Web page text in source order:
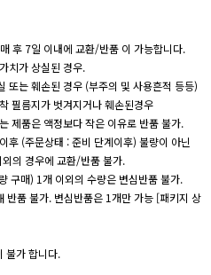
후 7일 이내에 교환/반품 이 가능합니다.
치가 상실된 경우.
또는 훼손된 경우 (부주의 및 사용흔적 등등)
필름지가 벗겨지거나 훼손된경우
제품은 액정보다 작은 이유로 반품 불가.
후 (주문상태 : 준비 단계이후) 불량이 아닌
의 경우에 교환/반품 불가.
구매) 1개 이외의 수량은 변심반품 불가.
품 불가. 변심반품은 1개만 가능 [패키지 상
불가 합니다.